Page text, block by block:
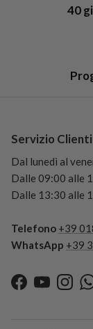
40
Servizio Clienti
Dal lunedì al
Dalle 09:00 alle
Dalle 13:30 alle
Telefono +39
WhatsApp +39
Facebook
YouTube